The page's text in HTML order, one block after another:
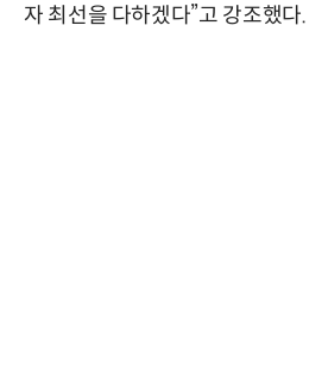
자 최선을 다하겠다”고 강조했다.